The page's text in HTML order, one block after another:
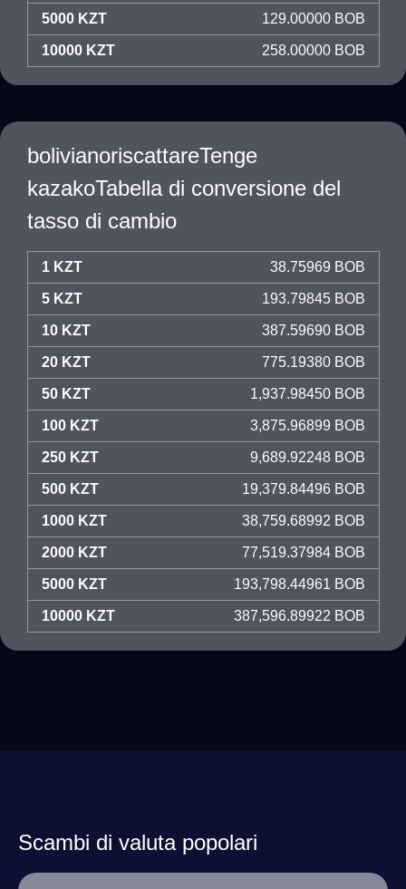
5000 KZT 129.00000 BOB
10000 KZT 258.00000 BOB
bolivianoriscattareTenge
kazakoTabella di conversione del
tasso di cambio
1 KZT 38.75969 BOB
5 KZT 193.79845 BOB
10 KZT 387.59690 BOB
20 KZT 775.19380 BOB
50 KZT 1,937.98450 BOB
100 KZT 3,875.96899 BOB
250 KZT 9,689.92248 BOB
500 KZT 19,379.84496 BOB
1000 KZT 38,759.68992 BOB
2000 KZT 77,519.37984 BOB
5000 KZT 193,798.44961 BOB
10000 KZT 387,596.89922 BOB
Scambi di valuta popolari